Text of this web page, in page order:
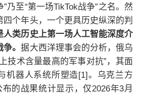
乃至“第一场TikTok战争”之名。然
四个年头，一个更具历史纵深的判
人类历史上第一场人工智能深度介
争。据大西洋理事会的分析，俄乌
技术含量最高的军事对抗”，其面
机器人系统所塑造[1]。乌克兰方
的战果统计显示，仅2026年3月